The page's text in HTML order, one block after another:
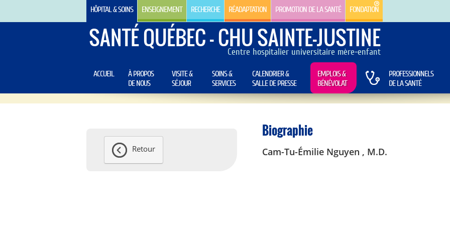
HÔPITAL & SOINS ENSEIGNEMENT RECHERCHE RÉADAPTATION PROMOTION DE LA SANTÉ FONDATION
SANTÉ QUÉBEC - CHU SAINTE-JUSTINE
Centre hospitalier universitaire mère-enfant
ACCUEIL
À PROPOS
DE NOUS
VISITE &
SÉJOUR
SOINS &
SERVICES
CALENDRIER &
SALLE DE PRESSE
EMPLOIS &
BÉNÉVOLAT
PROFESSIONNELS
DE LA SANTÉ
Retour
Biographie
Cam-Tu-Émilie Nguyen , M.D.